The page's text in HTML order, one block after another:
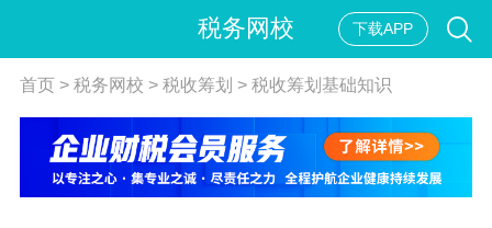
税务网校 下载APP
首页> 税务网校 > 税收筹划 > 税收筹划基础知识